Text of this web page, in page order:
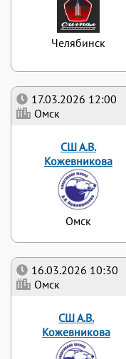
16.03.2026 10:30
Омск
СШ А.В.
Кожевникова
17.03.2026 12:00
Омск
СШ А.В.
Кожевникова
Омск
Челябинск